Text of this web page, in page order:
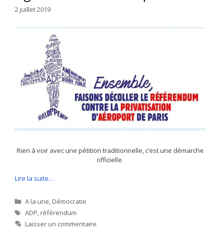
2 juillet 2019
Rien à voir avec une pétition traditionnelle, c’est une démarche
officielle.
Lire la suite…
Catégories
A la une,Démocratie
Étiquettes
ADP,référendum
Laisser un commentaire